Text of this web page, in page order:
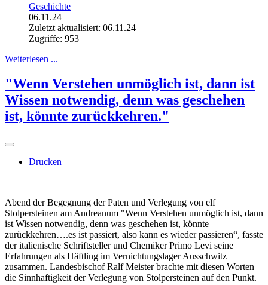
Geschichte
06.11.24
Zuletzt aktualisiert: 06.11.24
Zugriffe: 953
Weiterlesen ...
"Wenn Verstehen unmöglich ist, dann ist
Wissen notwendig, denn was geschehen
ist, könnte zurückkehren."
Drucken
Abend der Begegnung der Paten und Verlegung von elf
Stolpersteinen am Andreanum "Wenn Verstehen unmöglich ist, dann
ist Wissen notwendig, denn was geschehen ist, könnte
zurückkehren….es ist passiert, also kann es wieder passieren“, fasste
der italienische Schriftsteller und Chemiker Primo Levi seine
Erfahrungen als Häftling im Vernichtungslager Ausschwitz
zusammen. Landesbischof Ralf Meister brachte mit diesen Worten
die Sinnhaftigkeit der Verlegung von Stolpersteinen auf den Punkt.